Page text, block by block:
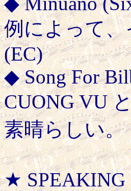
例によって
(EC)
◆ Song For
CUONG VU
素晴らしい。
★ SPEAKING